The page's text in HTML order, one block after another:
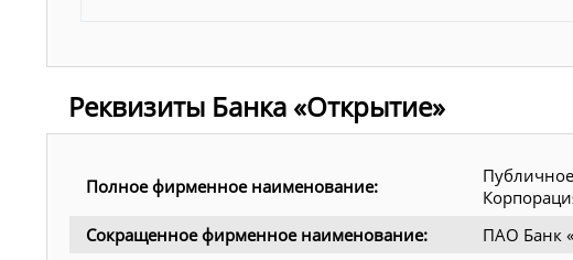
Реквизиты Банка «Открытие»
Полное фирменное наименование:
Сокращенное фирменное наименование:
ПАО Банк